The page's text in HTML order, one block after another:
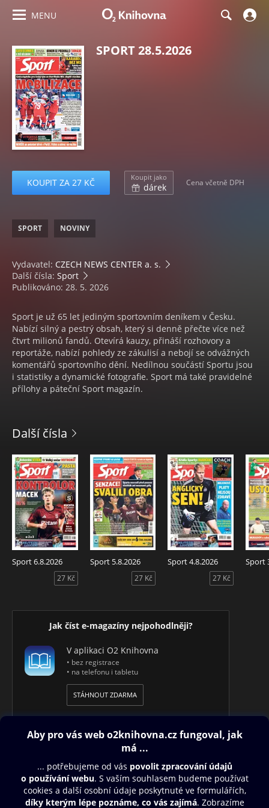
MENU
SPORT 28.5.2026
KOUPIT ZA 27 KČ Koupit jako
dárek Cena včetně DPH
SPORT NOVINY
Vydavatel: CZECH NEWS CENTER a. s.
Další čísla: Sport
Publikováno: 28. 5. 2026
Sport je už 65 let jediným sportovním deníkem v Česku.
Nabízí silný a pestrý obsah, který si denně přečte více než
čtvrt milionů fandů. Otevírá kauzy, přináší rozhovory a
reportáže, nabízí pohledy ze zákulisí a nebojí se odvážných
komentářů sportovního dění. Nedílnou součástí Sportu jsou
i statistiky a dynamické fotografie. Sport má také pravidelné
přílohy a páteční Sport magazín.
Další čísla
Sport 6.8.2026
27 Kč
Sport 5.8.2026
27 Kč
Sport 4.8.2026
27 Kč
Sport
Jak číst e-magazíny nejpohodlněji?
V aplikaci O2 Knihovna
• bez registrace
• na telefonu i tabletu
STÁHNOUT ZDARMA
Obsah ke stažení
Moje O2 Knihovna